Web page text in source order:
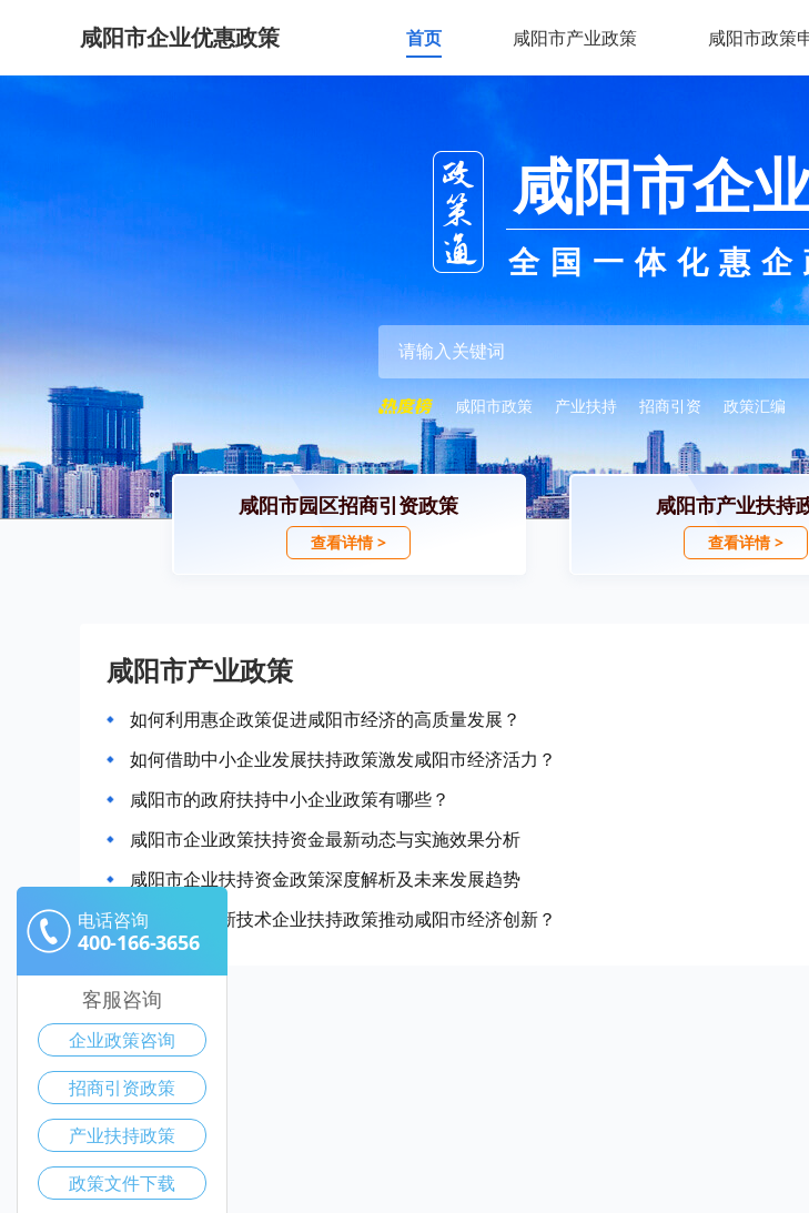
咸阳市企业优惠政策 首页 咸阳市产业政策 咸阳市政策
咸阳市企
全国一体化惠
咸阳市政策 产业扶持 招商引资 政策汇编
咸阳市园区招商引资政策
查看详情 >
咸阳市产业扶持
查看详情 >
咸阳市产业政策
如何利用惠企政策促进咸阳市经济的高质量发展？
如何借助中小企业发展扶持政策激发咸阳市经济活力？
咸阳市的政府扶持中小企业政策有哪些？
咸阳市企业政策扶持资金最新动态与实施效果分析
咸阳市企业扶持资金政策深度解析及未来发展趋势
如何利用高新技术企业扶持政策推动咸阳市经济创新？
电话咨询
400-166-3656
客服咨询
企业政策咨询
招商引资政策
产业扶持政策
政策文件下载